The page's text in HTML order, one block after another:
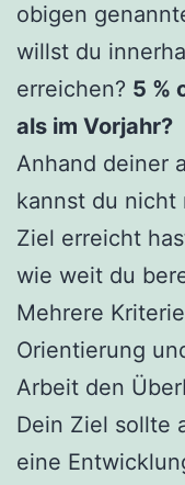
obigen
willst du
erreichen? 5 %
als im Vorjahr?
Anhand deiner
kannst du nicht
Ziel erreicht
wie weit du
Mehrere
Orientierung
Arbeit den
Dein Ziel sollte
eine